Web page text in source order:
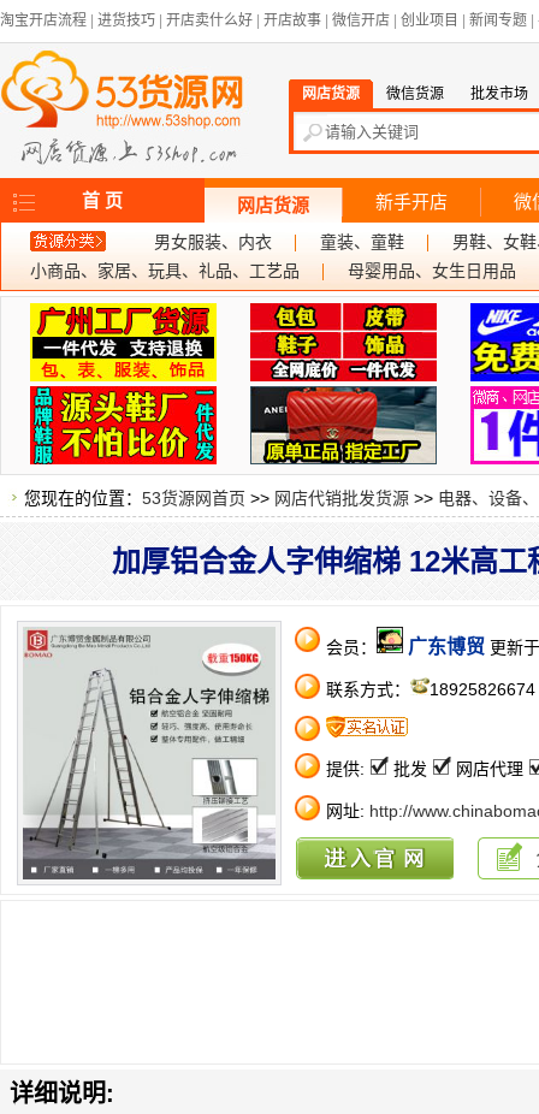
淘宝开店流程 进货技巧 开店卖什么好 开店故事 微信开店 创业项目 新闻专题
网店货源 微信货源 批发市场
首 页 网店货源 新手开店 微
男女服装、内衣 童装、童鞋
男鞋、女
小商品、家居、玩具、礼品、工艺品
母婴用品、女生日用品
您现在的位置： 53货源网首页 >> 网店代销批发货源 >> 电器、设备
加厚铝合金人字伸缩梯 12米高
会员： 广东博贸 更新
联系方式： 18925826674
提供: 批发 网店代理
网址: http://
详细说明: